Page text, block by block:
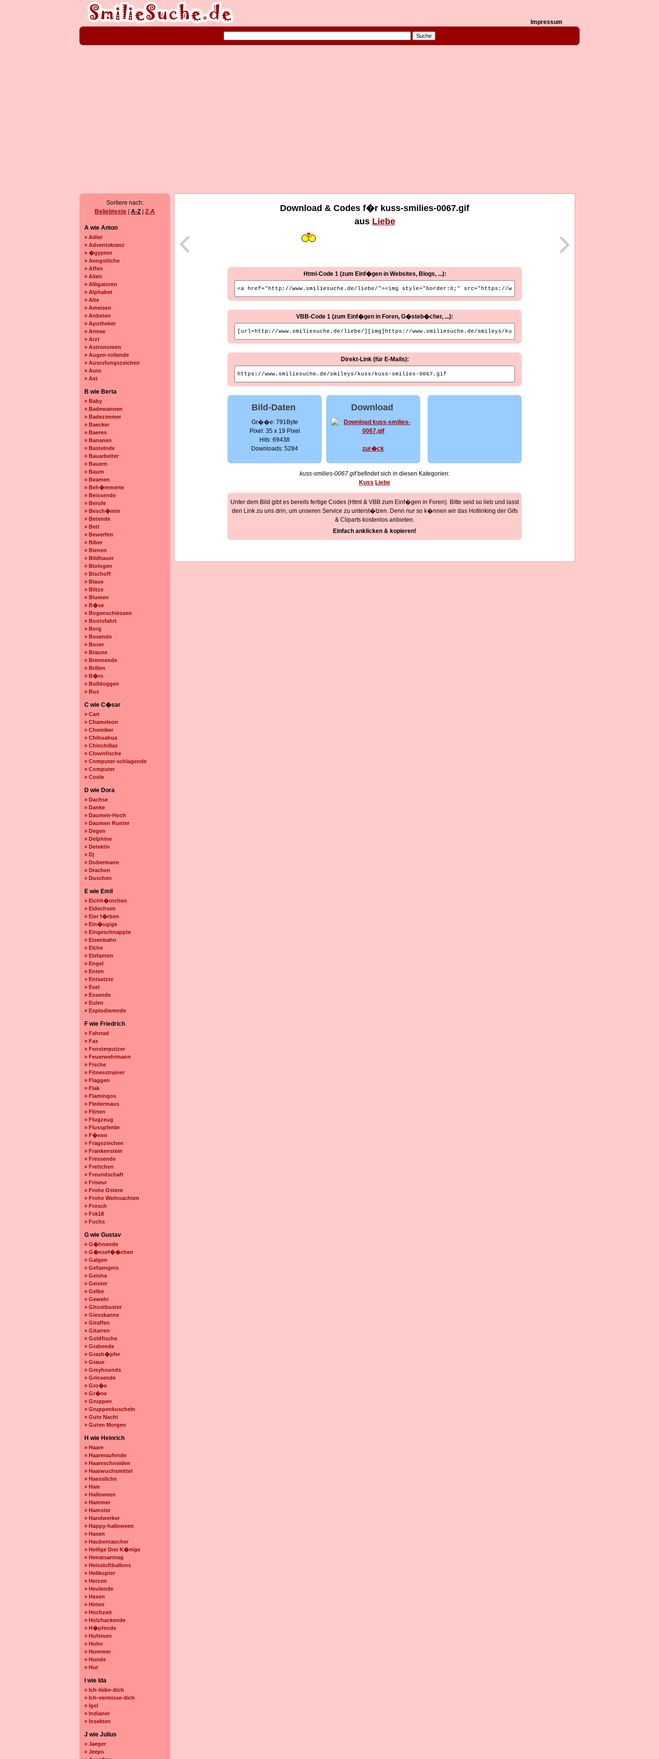
Impressum
Sortiere nach:
Beliebteste
A-Z Z-A
A wie Anton
» Adler
» Adventskranz
» �gypten
» Aengstliche
» Affen
» Alien
» Alligatoren
» Alphabet
» Alte
» Ameisen
» Anbeten
» Apotheker
» Armee
» Arzt
» Astronomen
» Augen-rollende
» Ausrufungszeichen
» Auto
» Axt
B wie Berta
» Baby
» Badewannen
» Badezimmer
» Baecker
» Baeren
» Bananen
» Bastelnde
» Bauarbeiter
» Bauern
» Baum
» Beamen
» Beh�mmerte
» Beissende
» Berufe
» Besch�mte
» Betende
» Bett
» Bewerfen
» Biber
» Bienen
» Bildhauer
» Biologen
» Bischoff
» Blaue
» Blitze
» Blumen
» B�se
» Bogenschiessen
» Bootsfahrt
» Borg
» Boxende
» Boxer
» Braune
» Brennende
» Brillen
» B�ro
» Bulldoggen
» Bus
C wie C�sar
» Cart
» Chameleon
» Chemiker
» Chihuahua
» Chinchillas
» Clownfische
» Computer-schlagende
» Computer
» Coole
D wie Dora
» Dachse
» Danke
» Daumen-Hoch
» Daumen Runter
» Degen
» Delphine
» Detektiv
» Dj
» Dobermann
» Drachen
» Duschen
E wie Emil
» Eichh�rnchen
» Eidechsen
» Eier f�rben
» Ein�ugige
» Eingeschnappte
» Eisenbahn
» Elche
» Elefanten
» Engel
» Enten
» Entsetzte
» Esel
» Essende
» Eulen
» Explodierende
F wie Friedrich
» Fahrrad
» Fax
» Fensterputzer
» Feuerwehrmann
» Fische
» Fitnesstrainer
» Flaggen
» Flak
» Flamingos
» Fledermaus
» Flirten
» Flugzeug
» Flusspferde
» F�nen
» Fragezeichen
» Frankenstein
» Fressende
» Frettchen
» Freundschaft
» Friseur
» Frohe Ostern
» Frohe Weihnachten
» Frosch
» Fsk18
» Fuchs
G wie Gustav
» G�hnende
» G�nsef��chen
» Galgen
» Gefaengnis
» Geisha
» Geister
» Gelbe
» Gewehr
» Ghostbuster
» Giesskanne
» Giraffen
» Gitarren
» Goldfische
» Grabende
» Grash�pfer
» Graue
» Greyhounds
» Grinsende
» Gro�e
» Gr�ne
» Gruppen
» Gruppenkuscheln
» Gute Nacht
» Guten Morgen
H wie Heinrich
» Haare
» Haareraufende
» Haareschneiden
» Haarwuchsmittel
» Haessliche
» Haie
» Halloween
» Hammer
» Hamster
» Handwerker
» Happy-halloween
» Hasen
» Haubentaucher
» Heilige Drei K�nige
» Heiratsantrag
» Heissluftballons
» Helikopter
» Herzen
» Heulende
» Hexen
» Hirten
» Hochzeit
» Holzhackende
» H�pfende
» Hufeisen
» Huhn
» Hummer
» Hunde
» Hut
I wie Ida
» Ich-liebe-dich
» Ich-vermisse-dich
» Igel
» Indianer
» Insekten
J wie Julius
» Jaeger
» Jeeps
Download & Codes f�r kuss-smilies-0067.gif
aus Liebe
Html-Code 1 (zum Einf�gen in Websites, Blogs, ...):
VBB-Code 1 (zum Einf�gen in Foren, G�steb�cher, ...):
Direkt-Link (für E-Mails):
Bild-Daten
Gr��e: 791Byte
Pixel: 35 x 19 Pixel
Hits: 69438
Downloads: 5284
Download
zur�ck
kuss-smilies-0067.gifbefindet sich in diesen Kategorien:
Kuss Liebe
Unter dem Bild gibt es bereits fertige Codes (Html & VBB zum Einf�gen in Foren). Bitte seid so lieb und lasst
den Link zu uns drin, um unseren Service zu unterst�tzen. Denn nur so k�nnen wir das Hotlinking der Gifs
& Cliparts kostenlos anbieten.
Einfach anklicken & kopieren!